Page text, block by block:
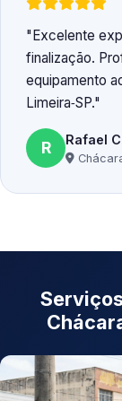
Excelente
finalização.
equipamento
Limeira‑SP.
R Rafael